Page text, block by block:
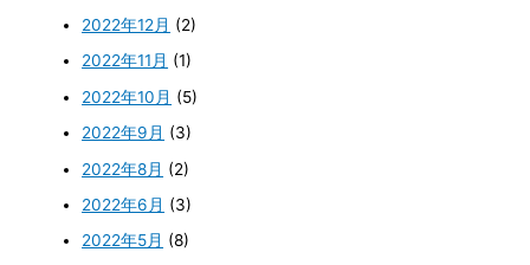
2022年12月 (2)
2022年11月 (1)
2022年10月 (5)
2022年9月 (3)
2022年8月 (2)
2022年6月 (3)
2022年5月 (8)